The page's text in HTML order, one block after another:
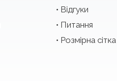
Відгуки
Питання
Розмірна сітка